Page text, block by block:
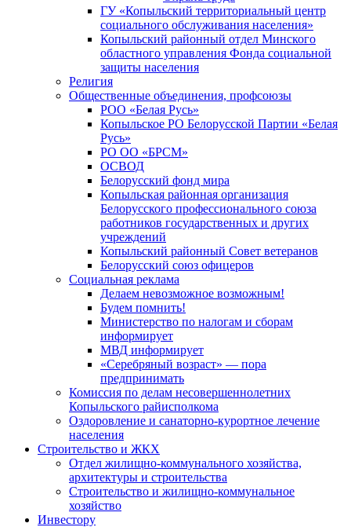
ГУ «Копыльский территориальный центр
социального обслуживания населения»
Копыльский районный отдел Минского
областного управления Фонда социальной
защиты населения
Религия
Общественные объединения, профсоюзы
РОО «Белая Русь»
Копыльское РО Белорусской Партии «Белая
Русь»
РО ОО «БРСМ»
ОСВОД
Белорусский фонд мира
Копыльская районная организация
Белорусского профессионального союза
работников государственных и других
учреждений
Копыльский районный Совет ветеранов
Белорусский союз офицеров
Социальная реклама
Делаем невозможное возможным!
Будем помнить!
Министерство по налогам и сборам
информирует
МВД информирует
«Серебряный возраст» — пора
предпринимать
Комиссия по делам несовершеннолетних
Копыльского райисполкома
Оздоровление и санаторно-курортное лечение
населения
Строительство и ЖКХ
Отдел жилищно-коммунального хозяйства,
архитектуры и строительства
Строительство и жилищно-коммунальное
хозяйство
Инвестору